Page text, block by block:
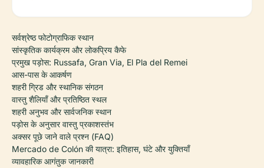
सर्वश्रेष्ठ फोटोग्राफिक स्थान
सांस्कृतिक कार्यक्रम और लोकप्रिय कैफे
प्रमुख पड़ोस: Russafa, Gran Via, El Pla del Remei
आस-पास के आकर्षण
शहरी ग्रिड और स्थानिक संगठन
वास्तु शैलियाँ और प्रतिष्ठित स्थल
शहरी अनुभव और सार्वजनिक स्थान
पड़ोस के अनुसार वास्तु प्रकाशस्तंभ
अक्सर पूछे जाने वाले प्रश्न (FAQ)
Mercado de Colón की यात्रा: इतिहास, घंटे और युक्तियाँ
व्यावहारिक आगंतुक जानकारी